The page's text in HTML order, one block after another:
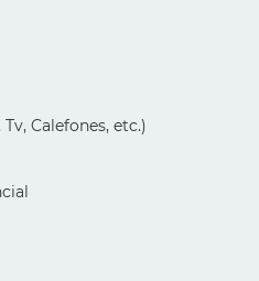
Calefones, etc.)